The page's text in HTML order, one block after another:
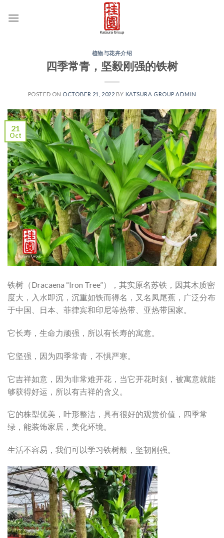
植物与花卉介绍
四季常青，坚毅刚强的铁树
POSTED ON OCTOBER 21, 2022 BY KATSURA GROUP ADMIN
21
Oct
铁树（Dracaena “Iron Tree”），其实原名苏铁，因其木质密
度大，入水即沉，沉重如铁而得名，又名凤尾蕉，广泛分布
于中国、日本、菲律宾和印尼等热带、亚热带国家。
它长寿，生命力顽强，所以有长寿的寓意。
它坚强，因为四季常青，不惧严寒。
它吉祥如意，因为非常难开花，当它开花时刻，被寓意就能
够获得好运，所以有吉祥的含义。
它的株型优美，叶形整洁，具有很好的观赏价值，四季常
绿，能装饰家居，美化环境。
生活不容易，我们可以学习铁树般，坚韧刚强。